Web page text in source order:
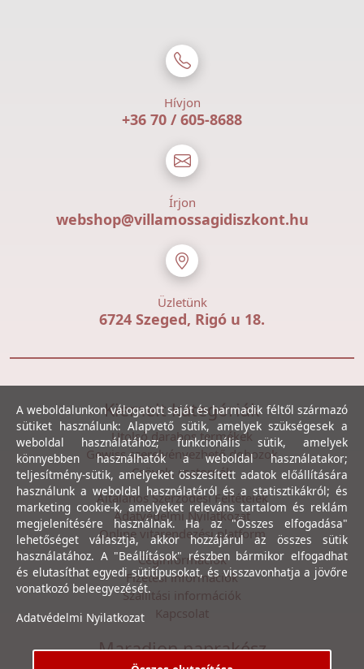
Hívjon
+36 70 / 605-8688
Írjon
webshop@villamossagidiszkont.hu
Üzletünk
6724 Szeged, Rigó u 18.
Kiemelt kategóriák
Utolsó darabos termékek
Gewiss szerelvényezhető dobozok
Csövek, csatornák
Általános Szerződési Feltételek
Adatvédelmi Nyilatkozat
Online vitarendezési platform
Céginformációk
Fizetési információk
Szállítási információk
Kapcsolat
Maradjon naprakész
A weboldalunkon válogatott saját és harmadik féltől származó
sütiket használunk: Alapvető sütik, amelyek szükségesek a
weboldal használatához; funkcionális sütik, amelyek
könnyebben használhatók a weboldal használatakor;
teljesítmény-sütik, amelyeket összesített adatok előállítására
használunk a weboldal használatáról és a statisztikákról; és
marketing cookie-k, amelyeket releváns tartalom és reklám
megjelenítésére használnak. Ha az "Összes elfogadása"
lehetőséget választja, akkor hozzájárul az összes sütik
használatához. A "Beállítások" részben bármikor elfogadhat
és elutasíthat egyedi sütitípusokat, és visszavonhatja a jövőre
vonatkozó beleegyezését.
Adatvédelmi Nyilatkozat